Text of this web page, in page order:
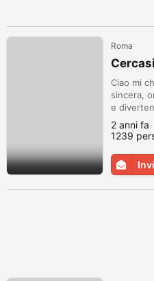
Roma
Ciao mi
sincera,
e
nuotare
rock anni
2 anni fa
1239